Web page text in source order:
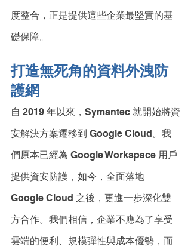
度整合，正是提供這些企業最堅實的基
礎保障。
打造無死角的資料外洩防
護網
自 2019 年以來，Symantec 就開始將資
安解決方案遷移到 Google Cloud。我
們原本已經為 Google Workspace 用戶
提供資安防護，如今，全面落地
Google Cloud 之後，更進一步深化雙
方合作。我們相信，企業不應為了享受
雲端的便利、規模彈性與成本優勢，而